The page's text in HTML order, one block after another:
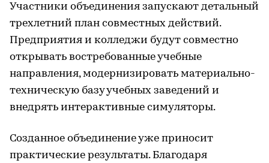
Участники объединения запускают детальный
трехлетний план совместных действий.
Предприятия и колледжи будут совместно
открывать востребованные учебные
направления, модернизировать материально-
техническую базу учебных заведений и
внедрять интерактивные симуляторы.
Созданное объединение уже приносит
практические результаты. Благодаря